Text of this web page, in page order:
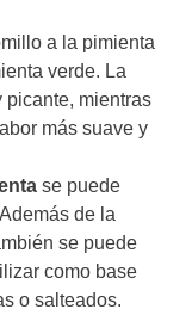
a la pimienta
verde. La
picante, mientras
más suave y
se puede
de la
se puede
como base
o salteados.